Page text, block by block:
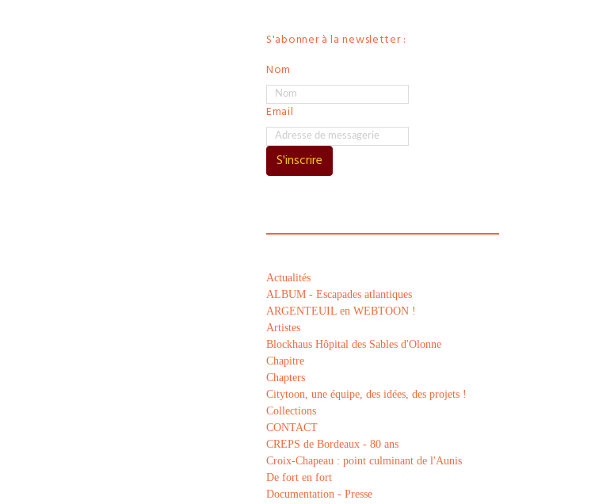
S'abonner à la newsletter :
Nom
Email
S'inscrire
Actualités
ALBUM - Escapades atlantiques
ARGENTEUIL en WEBTOON !
Artistes
Blockhaus Hôpital des Sables d'Olonne
Chapitre
Chapters
Citytoon, une équipe, des idées, des projets !
Collections
CONTACT
CREPS de Bordeaux - 80 ans
Croix-Chapeau : point culminant de l'Aunis
De fort en fort
Documentation - Presse